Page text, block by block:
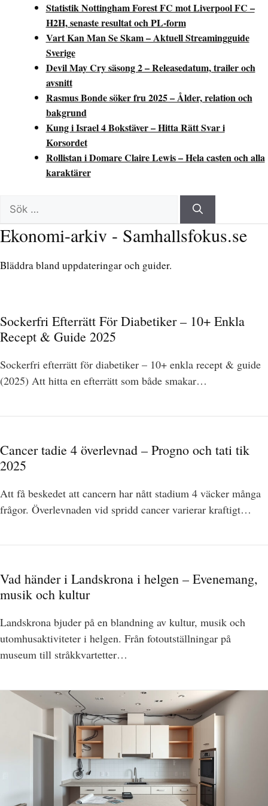
Statistik Nottingham Forest FC mot Liverpool FC –
H2H, senaste resultat och PL-form
Vart Kan Man Se Skam – Aktuell Streamingguide
Sverige
Devil May Cry säsong 2 – Releasedatum, trailer och
avsnitt
Rasmus Bonde söker fru 2025 – Ålder, relation och
bakgrund
Kung i Israel 4 Bokstäver – Hitta Rätt Svar i
Korsordet
Rollistan i Domare Claire Lewis – Hela casten och alla
karaktärer
Sök
efter:
Ekonomi-arkiv - Samhallsfokus.se
Bläddra bland uppdateringar och guider.
Sockerfri Efterrätt För Diabetiker – 10+ Enkla
Recept & Guide 2025
Sockerfri efterrätt för diabetiker – 10+ enkla recept & guide
(2025) Att hitta en efterrätt som både smakar…
Cancer tadie 4 överlevnad – Progno och tati tik
2025
Att få beskedet att cancern har nått stadium 4 väcker många
frågor. Överlevnaden vid spridd cancer varierar kraftigt…
Vad händer i Landskrona i helgen – Evenemang,
musik och kultur
Landskrona bjuder på en blandning av kultur, musik och
utomhusaktiviteter i helgen. Från fotoutställningar på
museum till stråkkvartetter…